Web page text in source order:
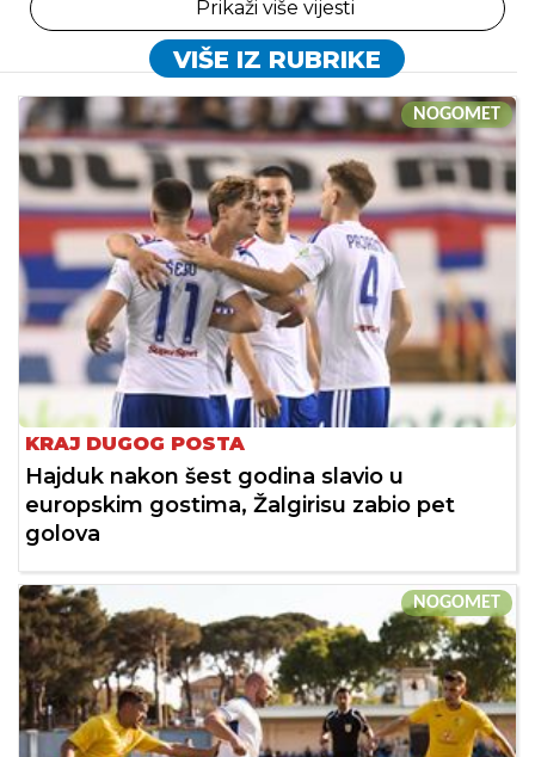
Prikaži više vijesti
VIŠE IZ RUBRIKE
NOGOMET
KRAJ DUGOG POSTA
Hajduk nakon šest godina slavio u
europskim gostima, Žalgirisu zabio pet
golova
NOGOMET